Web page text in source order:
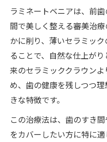
ラミネートベニアは、前
間で美しく整える審美治
かに削り、薄いセラミッ
ることで、自然な仕上が
来のセラミッククラウン
め、歯の健康を残しつつ
きな特徴です。
この治療法は、歯のすき
をカバーしたい方に特に